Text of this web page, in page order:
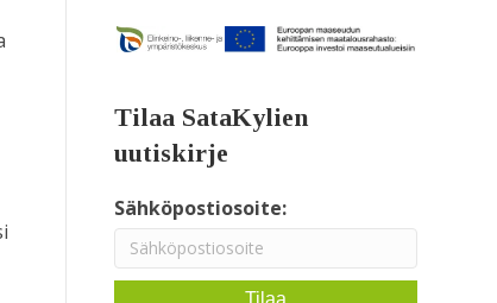
Tilaa SataKylien
uutiskirje
Sähköpostiosoite: